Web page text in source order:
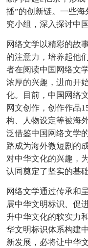
播”的创新链。一些
究小组，深入探讨中
网络文学以精彩的故
的注意力，培养起他
者在阅读中国网络文
浓厚的兴趣，进而开
化。目前，中国网络
网文创作，创作作品
构、人物设定等被海
泛借鉴中国网络文学
路成为海外微短剧的
对中华文化的兴趣，
认同奠定了坚实的基础
网络文学通过传承和
展中华文明标识、促
升中华文化的软实力
华文明标识体系构建
新发展，必将让中华